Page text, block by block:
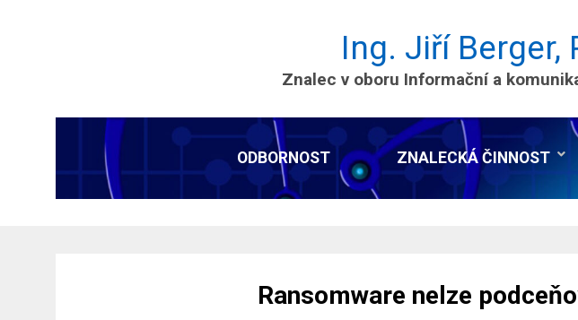
Ing. Jiří Berger,
Znalec v oboru Informační a
ODBORNOST ZNALECKÁ ČINNOST
Ransomware nelze